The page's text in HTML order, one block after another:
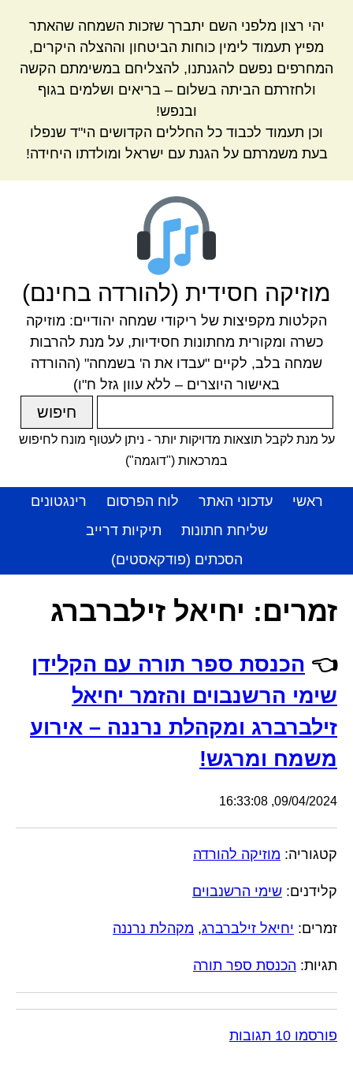
יהי רצון מלפני השם יתברך שזכות השמחה שהאתר
מפיץ תעמוד לימין כוחות הביטחון וההצלה היקרים,
המחרפים נפשם להגנתנו, להצליחם במשימתם הקשה
ולחזרתם הביתה בשלום – בריאים ושלמים בגוף
ובנפש!
וכן תעמוד לכבוד כל החללים הקדושים הי"ד שנפלו
בעת משמרתם על הגנת עם ישראל ומולדתו היחידה!
מוזיקה חסידית (להורדה בחינם)
הקלטות מקפיצות של ריקודי שמחה יהודיים: מוזיקה
כשרה ומקורית מחתונות חסידיות, על מנת להרבות
שמחה בלב, לקיים "עבדו את ה' בשמחה" (ההורדה
באישור היוצרים – ללא עוון גזל ח"ו)
על מנת לקבל תוצאות מדויקות יותר - ניתן לעטוף מונח לחיפוש
במרכאות ("דוגמה")
ראשי עדכוני האתר לוח הפרסום
רינגטונים
שליחת חתונות
תיקיות דרייב
הסכתים (פודקאסטים)
זמרים: יחיאל זילברברג
👈 הכנסת ספר תורה עם הקלידן
שימי הרשנבוים והזמר יחיאל
זילברברג ומקהלת נרננה – אירוע
משמח ומרגש!
09/04/2024, 16:33:08
קטגוריה: מוזיקה להורדה
קלידנים: שימי הרשנבוים
זמרים: יחיאל זילברברג, מקהלת נרננה
תגיות: הכנסת ספר תורה
פורסמו 10 תגובות